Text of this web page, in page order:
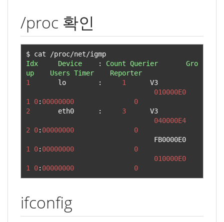
/proc 확인
$ cat /proc/net/
Idx
Device : Count Querier
Gro
up
Users Timer
Reporter
1
       lo
: 1
      V3
010000E0
1
0: 00000000
0
2
       eth0
: 3
      V3
040000E4
2
0: 00000000
0
1
0: 00000000
0
010000E0
1
0: 00000000 0
ifconfig